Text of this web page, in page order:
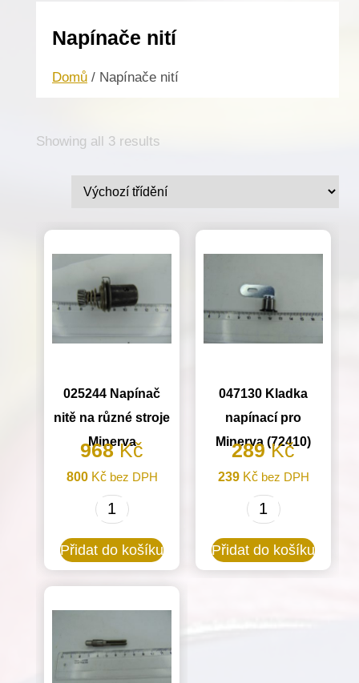
Napínače nití
Domů / Napínače nití
Showing all 3 results
025244 Napínač
nitě na různé stroje
Minerva
968Kč
800 Kčbez DPH
025244
nitě
Minerva
Přidat do košíku
047130 Kladka
napínací pro
Minerva (72410)
289Kč
239 Kčbez DPH
047130
napínací
Přidat do košíku